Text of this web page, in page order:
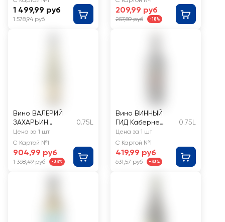
Российское
розовое сухое
1 499,99 руб
1 578,94 руб
209,99 руб
257,89 руб -18%
Вино ВАЛЕРИЙ
ЗАХАРЬИН
Российское
Рислинг Крым
белое сухое
0.75L
Цена за 1 шт
С Картой №1
904,99 руб
1 368,49 руб -33%
Вино ВИННЫЙ
ГИД Каберне
красное
полусладкое
0.75L
Цена за 1 шт
С Картой №1
419,99 руб
631,57 руб -33%